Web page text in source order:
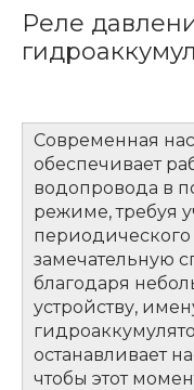
Реле
Современная
обеспечивает
водопровода в
режиме, требуя
замечательную
благодаря
устройству,
останавливает
чтобы этот